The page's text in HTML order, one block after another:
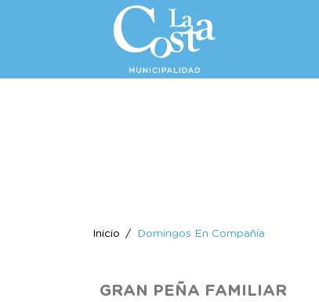
Inicio Domingos En Compañía
GRAN PEÑA FAMILIAR